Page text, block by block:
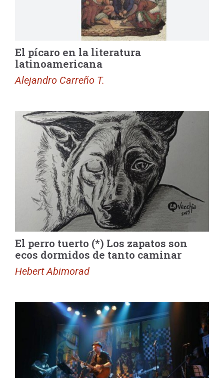
El pícaro en la literatura
latinoamericana
Alejandro Carreño T.
El perro tuerto (*) Los zapatos son
ecos dormidos de tanto caminar
Hebert Abimorad